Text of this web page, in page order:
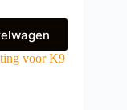
voor K9